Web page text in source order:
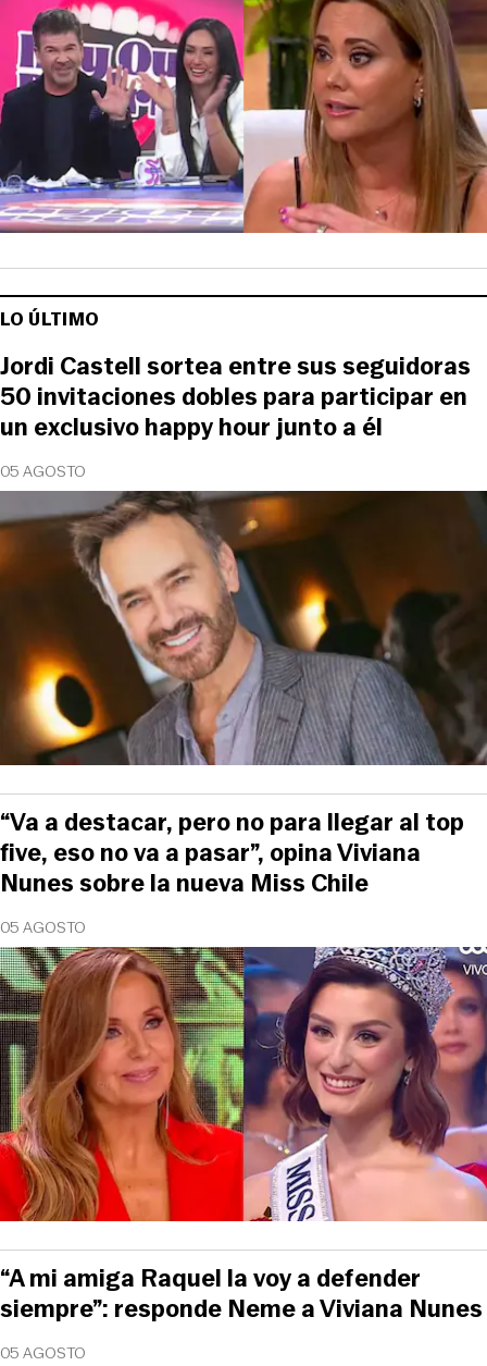
LO ÚLTIMO
05 AGOSTO
Jordi Castell sortea entre sus seguidoras
50 invitaciones dobles para participar en
un exclusivo happy hour junto a él
05 AGOSTO
“Va a destacar, pero no para llegar al top
five, eso no va a pasar”, opina Viviana
Nunes sobre la nueva Miss Chile
05 AGOSTO
“A mi amiga Raquel la voy a defender
siempre”: responde Neme a Viviana Nunes